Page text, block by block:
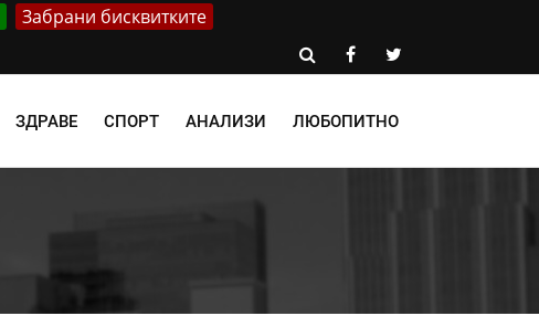
Забрани бисквитките
ЗДРАВЕ СПОРТ АНАЛИЗИ ЛЮБОПИТНО